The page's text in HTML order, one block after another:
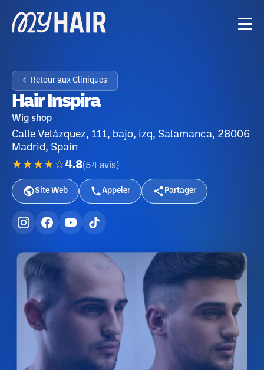
← Retour aux Cliniques
Hair Inspira
Wig shop
Calle Velázquez, 111, bajo, izq, Salamanca, 28006
Madrid, Spain
★★★★☆4.8(54 avis )
Site Web Appeler Partager